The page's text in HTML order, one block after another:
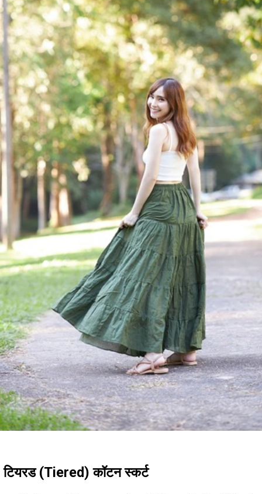
टियरड (Tiered) कॉटन स्कर्ट